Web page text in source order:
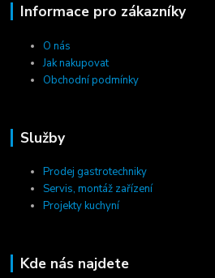
Informace pro zákazníky
O nás
Jak nakupovat
Obchodní podmínky
Služby
Prodej gastrotechniky
Servis, montáž zařízení
Projekty kuchyní
Kde nás najdete